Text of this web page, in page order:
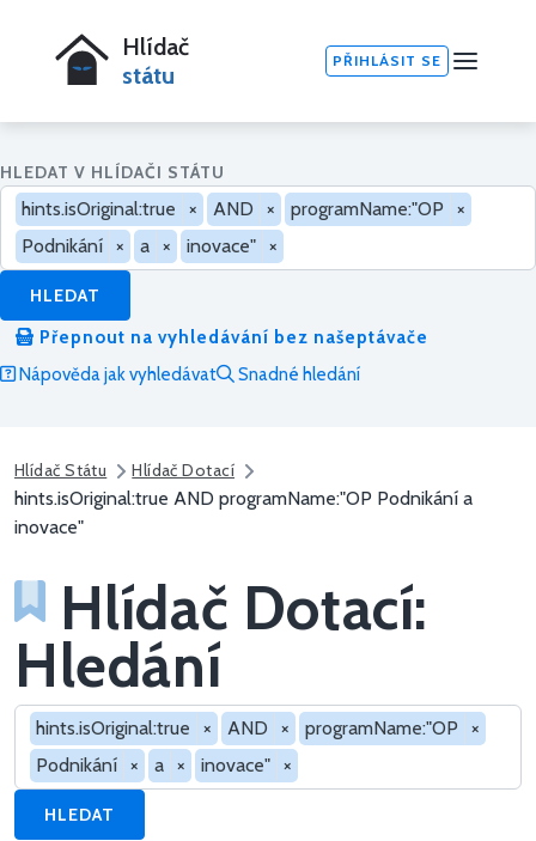
Hlídač
státu
PŘIHLÁSIT SE
HLEDAT V HLÍDAČI STÁTU
hints.isOriginal:true × AND × programName:"OP
×
Podnikání × a × inovace" ×
HLEDAT
Přepnout na vyhledávání bez našeptávače
Nápověda jak vyhledávat
Snadné hledání
Hlídač Státu Hlídač Dotací
hints.isOriginal:true AND programName:"OP Podnikání a
inovace"
Hlídač Dotací:
Hledání
Hledat v dotacích
hints.isOriginal:true × AND × programName:"OP
×
Podnikání × a × inovace" ×
HLEDAT